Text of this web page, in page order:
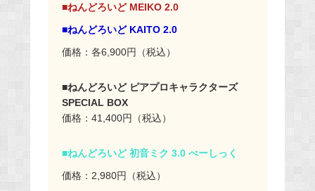
■ねんどろいど MEIKO 2.0
■ねんどろいど KAITO 2.0
価格：各6,900円（税込）
■ねんどろいど ピアプロキャラクターズ
SPECIAL BOX
価格：41,400円（税込）
■ねんどろいど 初音ミク 3.0 べーしっく
価格：2,980円（税込）